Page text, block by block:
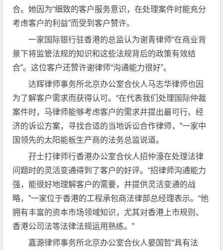
合。她因为“细致的客户服务意识，在处理案件时能充分
考虑客户的利益”而受到客户赞许。
一家国际银行驻香港的总监认为谢青律师“在商业背
景下将监管法规的知识和这些法规背后的政策有效结
合”。这位客户还赞许谢律师“沟通能力很好”。
达辉律师事务所北京办公室合伙人马志华律师也因
为了解客户需求而获得认可。“在代表我们处理国际仲裁
案件时，马律师能够考虑客户的需求并提出最可行、经
济的诉讼方案，寻找合适的当地诉讼合作律师，”一家中
国领先的太阳能板生产商的法务总监说道。
孖士打律师行香港办公室合伙人招仲濠在处理法律
问题时的灵活变通得到了客户的好评。“招律师沟通能力
强，能很好地理解客户的需要，并提供灵活变通的战
略，”一家位于香港的工程承包商法律部总经理表示。“他
拥有丰富的资本市场领域知识，尤其对香港上市规则、
香港公司法等法律法规运用熟练。”
嘉源律师事务所北京办公室合伙人晏国哲“具有法